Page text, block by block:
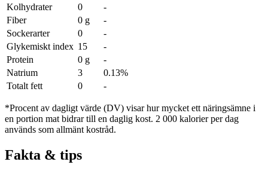
Kolhydrater
0
-
Fiber
0 g
-
Sockerarter
0
-
Glykemiskt index 15
-
Protein
0 g
-
Natrium
3
0.13%
Totalt fett
0 -
*Procent av dagligt värde (DV) visar hur mycket ett näringsämne i
en portion mat bidrar till en daglig kost. 2 000 kalorier per dag
används som allmänt kostråd.
Fakta & tips